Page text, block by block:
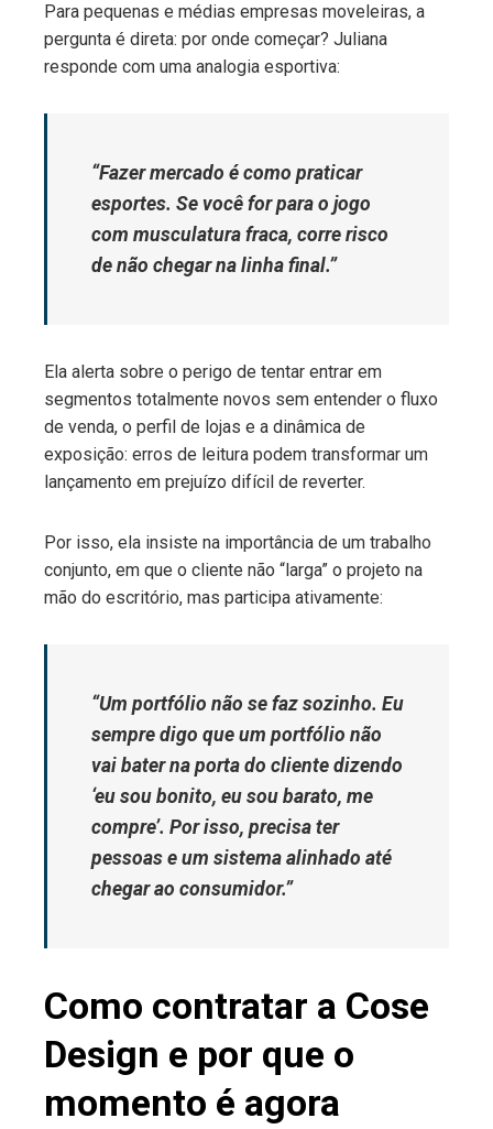
Para pequenas e médias empresas moveleiras, a
pergunta é direta: por onde começar? Juliana
responde com uma analogia esportiva:
“Fazer mercado é como praticar
esportes. Se você for para o jogo
com musculatura fraca, corre risco
de não chegar na linha final.”
Ela alerta sobre o perigo de tentar entrar em
segmentos totalmente novos sem entender o fluxo
de venda, o perfil de lojas e a dinâmica de
exposição: erros de leitura podem transformar um
lançamento em prejuízo difícil de reverter.
Por isso, ela insiste na importância de um trabalho
conjunto, em que o cliente não “larga” o projeto na
mão do escritório, mas participa ativamente:
“Um portfólio não se faz sozinho. Eu
sempre digo que um portfólio não
vai bater na porta do cliente dizendo
‘eu sou bonito, eu sou barato, me
compre’. Por isso, precisa ter
pessoas e um sistema alinhado até
chegar ao consumidor.”
Como contratar a Cose
Design e por que o
momento é agora